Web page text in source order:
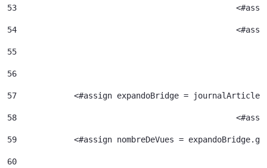
53
54
55
56
57
<#assign expandoBridge =
58
59
<#assign nombreDeVues =
60